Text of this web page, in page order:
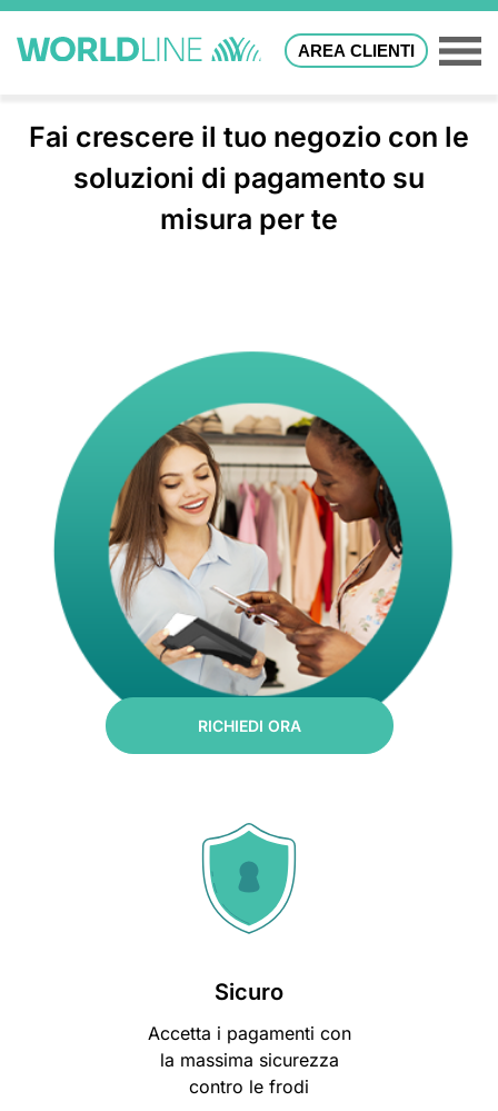
AREA CLIENTI
Fai crescere il tuo negozio con le
soluzioni di pagamento su
misura per te
RICHIEDI ORA
Sicuro
Accetta i pagamenti con
la massima sicurezza
contro le frodi